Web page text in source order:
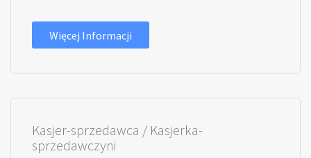
Więcej Informacji
Kasjer-sprzedawca / Kasjerka-
sprzedawczyni